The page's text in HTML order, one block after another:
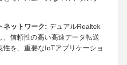
ネットワーク: デュアルRealtek
、信頼性の高い高速データ転送
性を、重要なIoTアプリケーショ